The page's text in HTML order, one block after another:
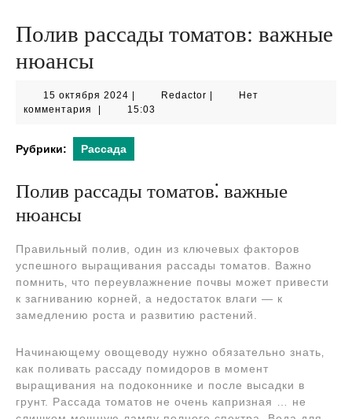
Полив рассады томатов: важные
нюансы
15 октября 2024 15
октября
RedactorRedactor
Нет
комментария
15:03
Рубрики: Рассада
Полив рассады томатов⁚ важные
нюансы
Правильный полив, один из ключевых факторов
успешного выращивания рассады томатов. Важно
помнить‚ что переувлажнение почвы может привести
к загниванию корней‚ а недостаток влаги — к
замедлению роста и развитию растений.
Начинающему овощеводу нужно обязательно знать‚
как поливать рассаду помидоров в момент
выращивания на подоконнике и после высадки в
грунт. Рассада томатов не очень капризная … не